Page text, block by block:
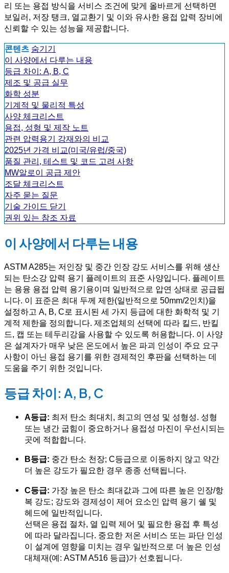
리 또는 용접 방식을 서비스 조건에 맞게 올바르게 선택하면
보일러, 저장 탱크, 열교환기 및 이와 유사한 용접 압력 장비에
신뢰할 수 있는 성능을 제공합니다.
콘텐츠 숨기기
이 사양에서 다루는 내용
등급 차이: A, B, C
제조 및 공급 실무
화학 성분
기계적 및 물리적 특성
사양 체크리스트
용접, 성형 및 제작 노트
관련 압력용기 강재와의 비교
2025년 가격 비교(미국/유럽/중국)
품질 관리, 테스트 및 코드 고려 사항
MW알로이 공급 제안
조달 체크리스트
자주 묻는 질문
기술 가이드 닫기
권위 있는 참조 자료
이 사양에서 다루는 내용
ASTM A285는 저인장 및 중간 인장 강도 서비스를 위해 생산
되는 탄소강 압력 용기 플레이트의 표준 사양입니다. 플레이트
는 용융 용접 압력 용기용이며 일반적으로 압연 상태로 공급됩
니다. 이 표준은 최대 두께 제한(일반적으로 50mm/2인치)을
설정하고 A, B, C로 표시된 세 가지 등급에 대한 화학적 및 기
계적 제한을 정의합니다. 제조업체의 선택에 따라 킬드, 반킬
드, 캡 또는 테두리강을 사용할 수 있도록 허용합니다. 이 사양
은 설계자가 매우 낮은 온도에서 높은 파괴 인성이 주요 요구
사항이 아닌 용접 용기를 위한 경제적인 후판을 선택하는 데
도움을 주기 위한 것입니다.
등급 차이: A, B, C
A등급: 최저 탄소 최대치, 최고의 연성 및 성형성. 성형
또는 냉간 굽힘이 중요하거나 용접성 마진이 우선시되는
곳에 적합합니다.
B등급: 중간 탄소 천장; C등급으로 이동하지 않고 약간
더 높은 강도가 필요한 경우 종종 선택됩니다.
C등급: 가장 높은 탄소 최대값과 그에 따른 높은 인장/항
복 강도; 강도와 경제성이 제어 요소인 압력 용기 쉘 및
헤드에 일반적입니다.
선택은 용접 절차, 열 입력 제어 및 필요한 용접 후 특성
에 따라 달라집니다. 중요한 저온 서비스 또는 파단 인성
이 설계에 영향을 미치는 경우 일반적으로 더 높은 인성
대체재(예: ASTM A516 등급)가 선호됩니다.